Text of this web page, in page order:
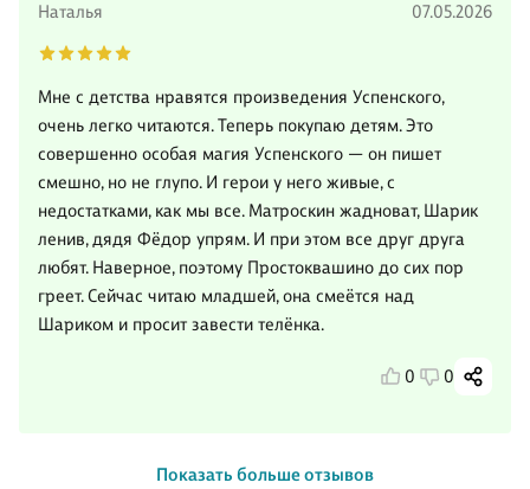
Наталья 07.05.2026
Мне с детства нравятся произведения Успенского,
очень легко читаются. Теперь покупаю детям. Это
совершенно особая магия Успенского — он пишет
смешно, но не глупо. И герои у него живые, с
недостатками, как мы все. Матроскин жадноват, Шарик
ленив, дядя Фёдор упрям. И при этом все друг друга
любят. Наверное, поэтому Простоквашино до сих пор
греет. Сейчас читаю младшей, она смеётся над
Шариком и просит завести телёнка.
0 0
Показать больше отзывов